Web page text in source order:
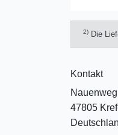
2) Die
Kontakt
47805